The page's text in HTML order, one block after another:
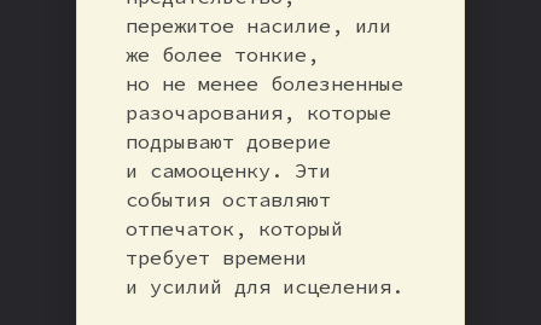
пережитое насилие, или
же более тонкие,
но не менее болезненные
разочарования, которые
подрывают доверие
и самооценку. Эти
события оставляют
отпечаток, который
требует времени
и усилий для исцеления.